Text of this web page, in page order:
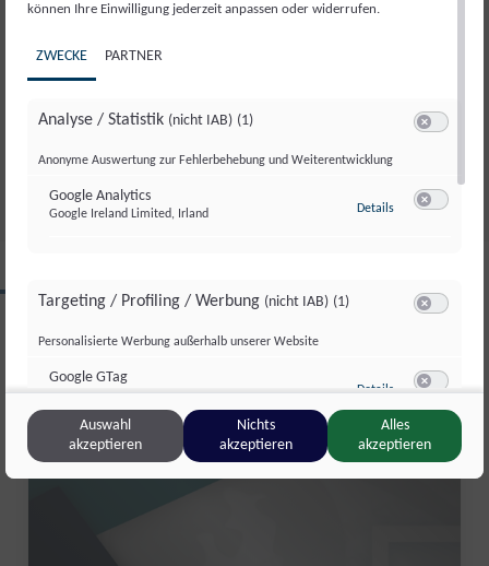
RED BULL ROMANIACS: MANUEL
GESAMTSIEG
Di., 4. Aug.. 2026 // 252
CLIPS AUS DIESER REGION
Salzburg kompakt
können Ihre Einwilligung jederzeit anpassen oder widerrufen.
ZWECKE PARTNER
Analyse / Statistik (nicht IAB) (1)
Anonyme Auswertung zur Fehlerbehebung und Weiterentwicklung
Google Analytics
Google Ireland Limited, Irland Details zu Google
Targeting / Profiling / Werbung (nicht IAB) (1)
Personalisierte Werbung außerhalb unserer Website
Google GTag
Google Ireland Limited, Irland Details zu Google GTag
Switch zum
Sonstige Inhalte(nicht IAB) (2)
Auswahl
akzeptieren
Nichts
akzeptieren
Alles
akzeptieren